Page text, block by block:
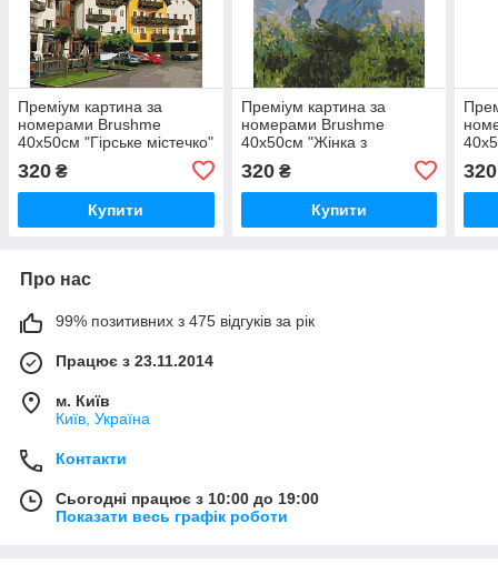
Преміум картина за
номерами Brushme
40x50см "Гірське містечко"
320 ₴
Купити
Преміум картина за
номерами Brushme
40x50см "Жінка з
парасолькою. Клод Моне"
PBS6441
320₴
Купити
320
Про нас
99% позитивних з 475 відгуків за рік
Працює з 23.11.2014
м. Київ
Київ, Україна
Контакти
Сьогодні працює з 10:00 до 19:00
Показати весь графік роботи